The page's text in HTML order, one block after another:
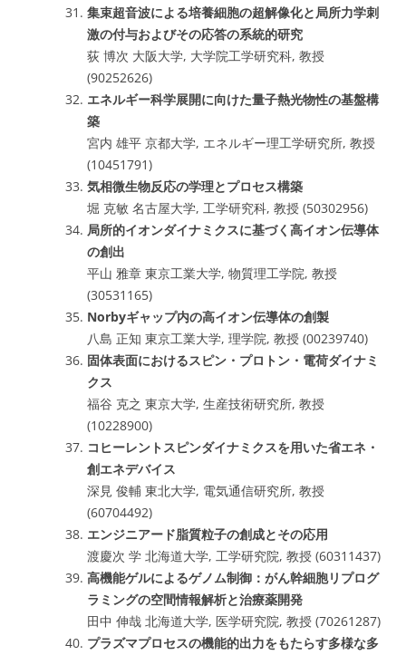
集束超音波による培養細胞の超解像化と局所力学刺
激の付与およびその応答の系統的研究
荻 博次 大阪大学, 大学院工学研究科, 教授
(90252626)
エネルギー科学展開に向けた量子熱光物性の基盤構
築
宮内 雄平 京都大学, エネルギー理工学研究所, 教授
(10451791)
気相微生物反応の学理とプロセス構築
堀 克敏 名古屋大学, 工学研究科, 教授 (50302956)
局所的イオンダイナミクスに基づく高イオン伝導体
の創出
平山 雅章 東京工業大学, 物質理工学院, 教授
(30531165)
Norbyギャップ内の高イオン伝導体の創製
八島 正知 東京工業大学, 理学院, 教授 (00239740)
固体表面におけるスピン・プロトン・電荷ダイナミ
クス
福谷 克之 東京大学, 生産技術研究所, 教授
(10228900)
コヒーレントスピンダイナミクスを用いた省エネ・
創エネデバイス
深見 俊輔 東北大学, 電気通信研究所, 教授
(60704492)
エンジニアード脂質粒子の創成とその応用
渡慶次 学 北海道大学, 工学研究院, 教授 (60311437)
高機能ゲルによるゲノム制御：がん幹細胞リプログ
ラミングの空間情報解析と治療薬開発
田中 伸哉 北海道大学, 医学研究院, 教授 (70261287)
プラズマプロセスの機能的出力をもたらす多様な多